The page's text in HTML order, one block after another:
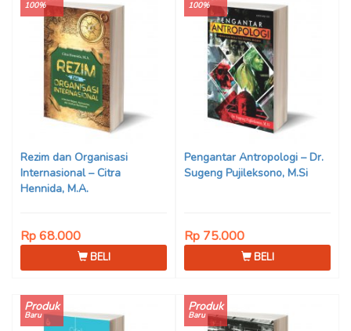
100%
Rezim dan Organisasi
Internasional – Citra
Hennida, M.A.
Rp 68.000
BELI
100%
Pengantar Antropologi – Dr.
Sugeng Pujileksono, M.Si
Rp 75.000
BELI
Produk
Baru
Produk
Baru